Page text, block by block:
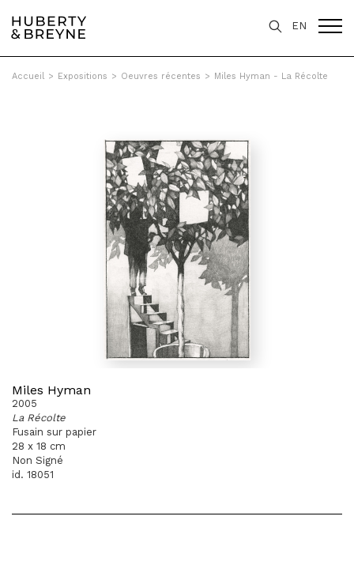
EN
Accueil > Expositions > Oeuvres récentes > Miles Hyman - La Récolte
Miles Hyman
2005
La Récolte
Fusain sur papier
28 x 18 cm
Non Signé
id. 18051